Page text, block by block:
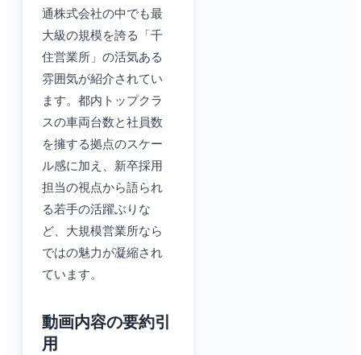
通株式会社の中でも最
大級の規模を誇る「千
住営業所」の活気ある
雰囲気が紹介されてい
ます。都内トップクラ
スの車両台数と社員数
を擁する拠点のスケー
ル感に加え、新卒採用
担当の視点から語られ
る若手の活躍ぶりな
ど、大規模営業所なら
ではの魅力が凝縮され
ています。
動画内容の要約引
用